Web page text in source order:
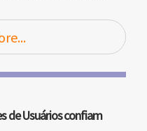
de Usuários confiam